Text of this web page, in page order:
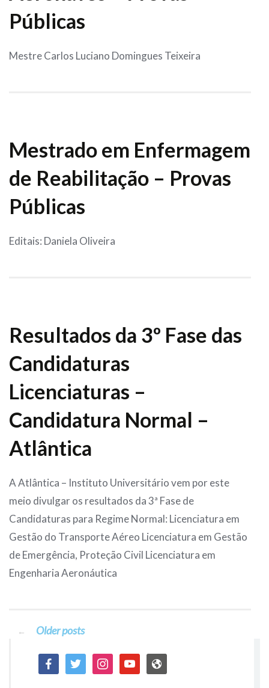
Públicas
Mestre Carlos Luciano Domingues Teixeira
Mestrado em Enfermagem
de Reabilitação – Provas
Públicas
Editais: Daniela Oliveira
Resultados da 3º Fase das
Candidaturas
Licenciaturas –
Candidatura Normal –
Atlântica
A Atlântica – Instituto Universitário vem por este
meio divulgar os resultados da 3ª Fase de
Candidaturas para Regime Normal: Licenciatura em
Gestão do Transporte Aéreo Licenciatura em Gestão
de Emergência, Proteção Civil Licenciatura em
Engenharia Aeronáutica
Posts
navigation
← Older posts
facebooktwitter instagramyoutubeadmin-
site